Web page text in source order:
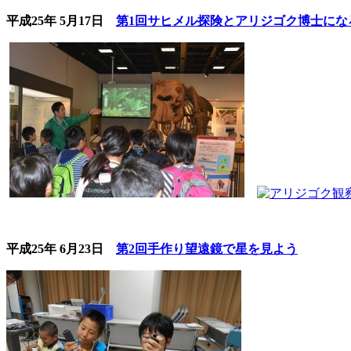
平成25年 5月17日 第1回サヒメル探険とアリジゴク博士にな
平成25年 6月23日 第2回手作り望遠鏡で星を見よう